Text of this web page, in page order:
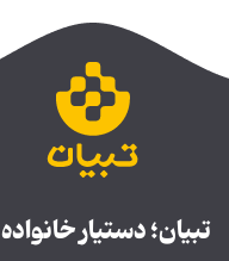
تبیان؛ دستیار خانواده